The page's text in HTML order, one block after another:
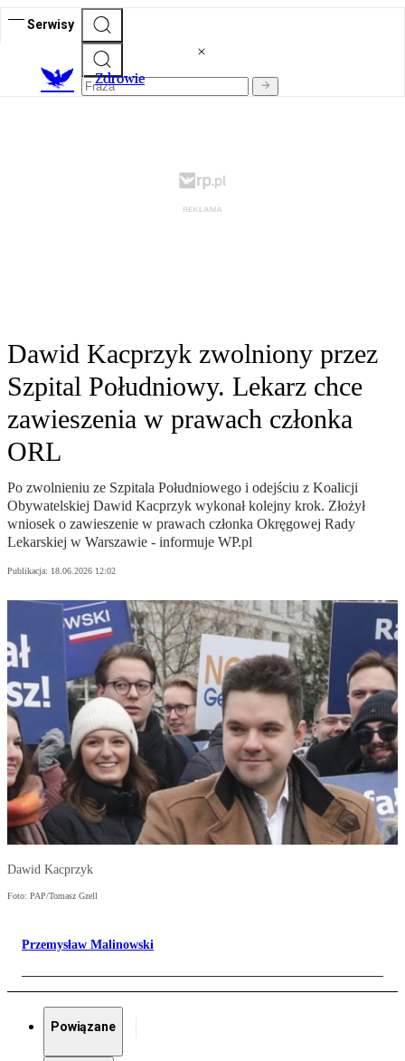
Serwisy
Zdrowie
Dawid Kacprzyk zwolniony przez
Szpital Południowy. Lekarz chce
zawieszenia w prawach członka
ORL
Po zwolnieniu ze Szpitala Południowego i odejściu z Koalicji
Obywatelskiej Dawid Kacprzyk wykonał kolejny krok. Złożył
wniosek o zawieszenie w prawach członka Okręgowej Rady
Lekarskiej w Warszawie - informuje WP.pl
Publikacja: 18.06.2026 12:02
Dawid Kacprzyk
Foto: PAP/Tomasz Gzell
Przemysław Malinowski
Powiązane